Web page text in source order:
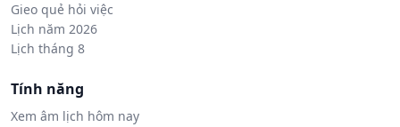
Gieo quẻ hỏi việc
Lịch năm 2026
Lịch tháng 8
Tính năng
Xem âm lịch hôm nay